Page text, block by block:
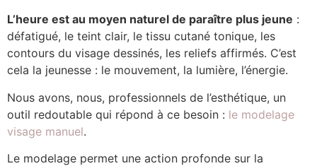
L’heure est au moyen naturel de paraître plus jeune :
défatigué, le teint clair, le tissu cutané tonique, les
contours du visage dessinés, les reliefs affirmés. C’est
cela la jeunesse : le mouvement, la lumière, l’énergie.
Nous avons, nous, professionnels de l’esthétique, un
outil redoutable qui répond à ce besoin : le modelage
visage manuel.
Le modelage permet une action profonde sur la